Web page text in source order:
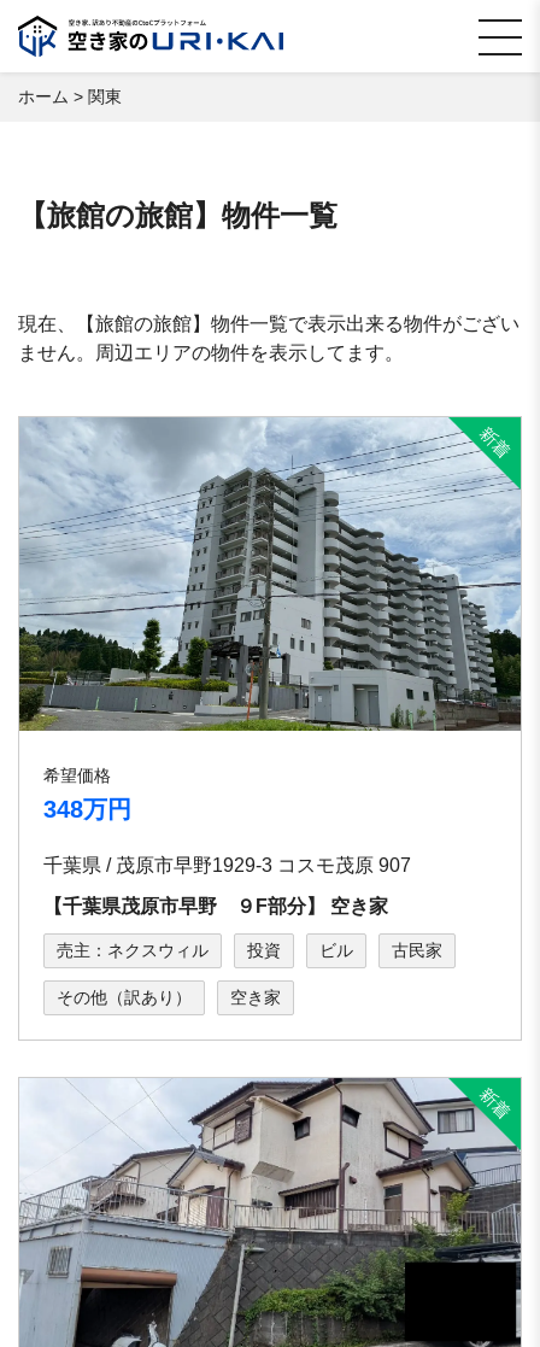
ホーム > 関東
【旅館の旅館】物件一覧
現在、【旅館の旅館】物件一覧で表示出来る物件がござい
ません。周辺エリアの物件を表示してます。
希望価格
348万円
千葉県 / 茂原市早野1929-3 コスモ茂原 907
【千葉県茂原市早野 ９F部分】 空き家
売主：ネクスウィル 投資 ビル 古民家
その他（訳あり） 空き家